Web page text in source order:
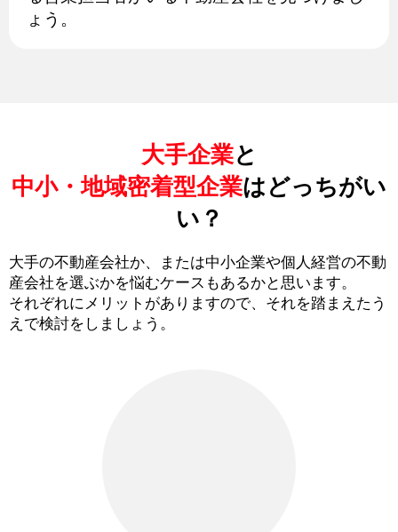
ょう。
大手企業と
中小・地域密着型企業はどっちがい
い？
大手の不動産会社か、または中小企業や個人経営の不動
産会社を選ぶかを悩むケースもあるかと思います。
それぞれにメリットがありますので、それを踏まえたう
えで検討をしましょう。